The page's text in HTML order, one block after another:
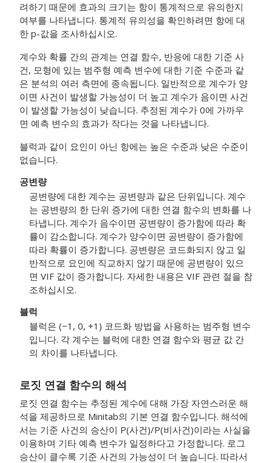
려하기 때문에 효과의 크기는 항이 통계적으로 유의한지
여부를 나타냅니다. 통계적 유의성을 확인하려면 항에 대
한 p-값을 조사하십시오.
계수와 확률 간의 관계는 연결 함수, 반응에 대한 기준 사
건, 모형에 있는 범주형 예측 변수에 대한 기준 수준과 같
은 분석의 여러 측면에 종속됩니다. 일반적으로 계수가 양
이면 사건이 발생할 가능성이 더 높고 계수가 음이면 사건
이 발생할 가능성이 낮습니다. 추정된 계수가 0에 가까우
면 예측 변수의 효과가 작다는 것을 나타냅니다.
블럭과 같이 요인이 아닌 항에는 높은 수준과 낮은 수준이
없습니다.
공변량
공변량에 대한 계수는 공변량과 같은 단위입니다. 계수
는 공변량의 한 단위 증가에 대한 연결 함수의 변화를 나
타냅니다. 계수가 음수이면 공변량이 증가함에 따라 확
률이 감소합니다. 계수가 양수이면 공변량이 증가함에
따라 확률이 증가합니다. 공변량은 코드화되지 않고 일
반적으로 요인에 직교하지 않기 때문에 공변량이 있으
면 VIF 값이 증가합니다. 자세한 내용은 VIF 관련 절을 참
조하십시오.
블럭
블럭은 (−1, 0, +1) 코드화 방법을 사용하는 범주형 변수
입니다. 각 계수는 블럭에 대한 연결 함수와 평균 값 간
의 차이를 나타냅니다.
로짓 연결 함수의 해석
로짓 연결 함수는 추정된 계수에 대해 가장 자연스러운 해
석을 제공하므로 Minitab의 기본 연결 함수입니다. 해석에
서는 기준 사건의 승산이 P(사건)/P(비사건)이라는 사실을
이용하며 기타 예측 변수가 일정하다고 가정합니다. 로그
승산이 클수록 기준 사건의 가능성이 더 높습니다. 따라서